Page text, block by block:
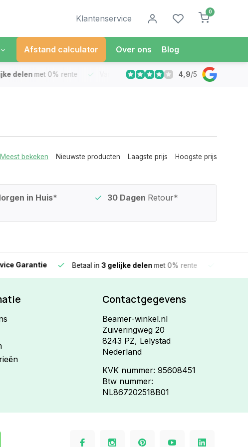
Klantenservice
0
Afstand calculator Over ons Blog
delen met 0% rente Vandaag besteldMorgen in Huis*
4,9/5
Meest bekeken Nieuwste producten Laagste prijs Hoogste prijs
in Huis* 30 Dagen Retour*
Betaal in3 gelijke delen met 0% rente
Contactgegevens
Beamer-winkel.nl
Zuiveringweg 20
8243 PZ, Lelystad
Nederland
KVK nummer: 95608451
Btw nummer:
NL867202518B01